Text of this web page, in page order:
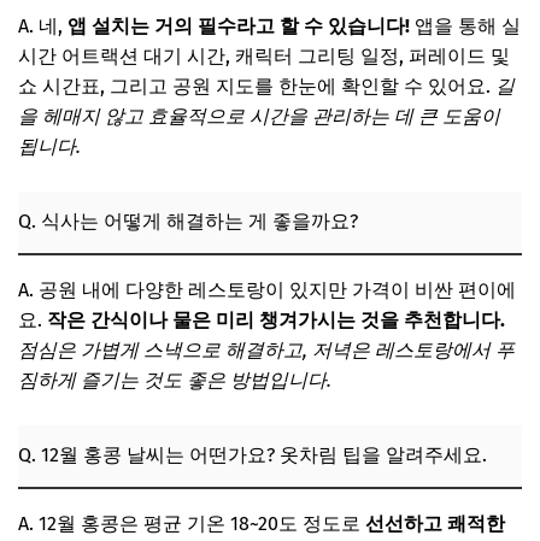
A. 네, 앱 설치는 거의 필수라고 할 수 있습니다! 앱을 통해 실
시간 어트랙션 대기 시간, 캐릭터 그리팅 일정, 퍼레이드 및
쇼 시간표, 그리고 공원 지도를 한눈에 확인할 수 있어요. 길
을 헤매지 않고 효율적으로 시간을 관리하는 데 큰 도움이
됩니다.
Q. 식사는 어떻게 해결하는 게 좋을까요?
A. 공원 내에 다양한 레스토랑이 있지만 가격이 비싼 편이에
요. 작은 간식이나 물은 미리 챙겨가시는 것을 추천합니다.
점심은 가볍게 스낵으로 해결하고, 저녁은 레스토랑에서 푸
짐하게 즐기는 것도 좋은 방법입니다.
Q. 12월 홍콩 날씨는 어떤가요? 옷차림 팁을 알려주세요.
A. 12월 홍콩은 평균 기온 18~20도 정도로 선선하고 쾌적한